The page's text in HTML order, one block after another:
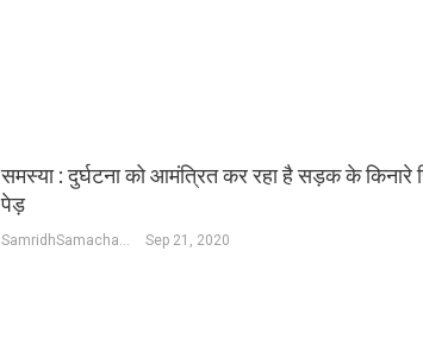
समस्या : दुर्घटना को आमंत्रित कर रहा है सड़क के किनारे
पेड़
SamridhSamachar Desk Sep 21, 2020